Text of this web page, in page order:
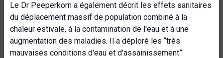
Le Dr Peeperkorn a également décrit les effets sanitaires
du déplacement massif de population combiné à la
chaleur estivale, à la contamination de l'eau et à une
augmentation des maladies. Il a déploré les “très
mauvaises conditions d'eau et d'assainissement”